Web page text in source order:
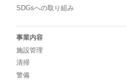
SDGsへの取り組み
事業内容
施設管理
清掃
警備